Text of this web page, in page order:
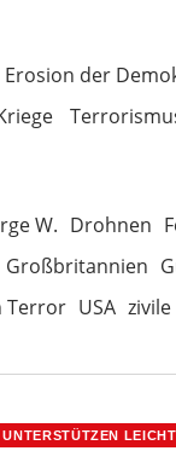
Erosion der
W. Drohnen
Großbritannien
Terror USA